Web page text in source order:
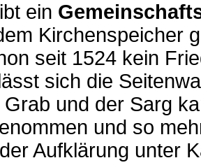
ein
Kirchenspeicher
seit 1524 kein
sich die
Grab und der Sarg
und so
Aufklärung unter